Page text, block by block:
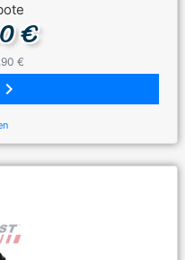
€
€
keyboard_arrow_right